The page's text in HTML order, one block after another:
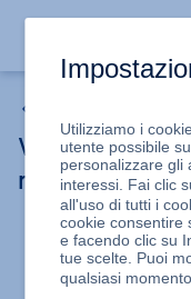
Verificare e
mittente su
In questo
modificare
Utilizziamo i
utente possibile
personalizzare gli
interessi. Fai clic
all'uso di tutti i
cookie consentire
e facendo clic su
tue scelte. Puoi
qualsiasi